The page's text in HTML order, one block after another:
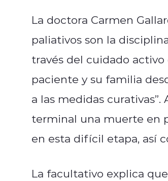
La doctora Carmen
paliativos son la
través del cuidado
paciente y su familia
a las medidas
terminal una muerte en
en esta difícil etapa, así
La facultativo explica